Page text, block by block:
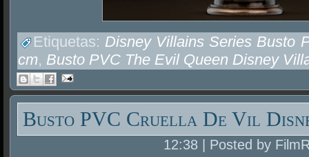
Etiquetas: Disney Villains Series Busto
cm, Busto PVC The Evil Queen Disney
Busto PVC Cruella De Vil
12:38 | Posted by